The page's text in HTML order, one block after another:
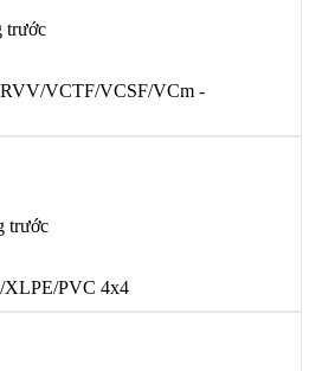
trước
VCTF/VCSF/VCm -
trước
XLPE/PVC 4x4